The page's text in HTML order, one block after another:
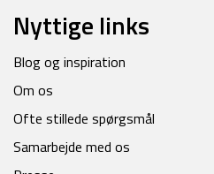
Nyttige links
Blog og inspiration
Om os
Ofte stillede spørgsmål
Samarbejde med os